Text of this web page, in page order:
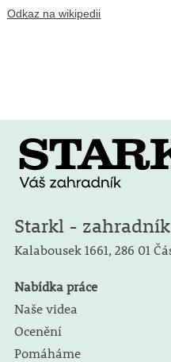
Odkaz na wikipedii
Starkl -
Kalabousek 1661, 286 01
Nabídka práce
Naše videa
Ocenění
Pomáháme